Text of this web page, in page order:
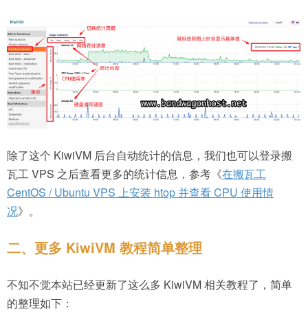
除了这个 KiwiVM 后台自动统计的信息，我们也可以登录搬
瓦工 VPS 之后查看更多的统计信息，参考《在搬瓦工
CentOS / Ubuntu VPS 上安装 htop 并查看 CPU 使用情
况》。
二、更多 KiwiVM 教程简单整理
不知不觉本站已经更新了这么多 KiwiVM 相关教程了，简单
的整理如下：